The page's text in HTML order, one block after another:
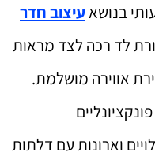
בנושאעיצוב חדר
לד רכה לצד מראות
אווירה מושלמת.
וארונות עם דלתות